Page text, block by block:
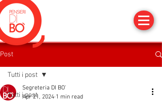
Post
Tutti i post
Tutti i post
Segreteria DI BO'
Apr 21, 2024 1 min read